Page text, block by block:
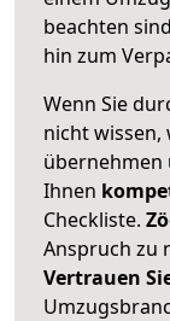
beachten
hin zum
Wenn Sie
nicht wissen,
übernehmen
Ihnen
Checkliste.
Anspruch zu
Vertrauen